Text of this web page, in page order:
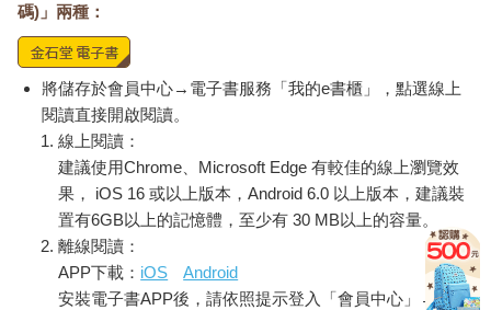
碼)」兩種：
將儲存於會員中心→電子書服務「我的e書櫃」，點選線上
閱讀直接開啟閱讀。
線上閱讀：
建議使用Chrome、Microsoft Edge 有較佳的線上瀏覽效
果， iOS 16 或以上版本，Android 6.0 以上版本，建議裝
置有6GB以上的記憶體，至少有 30 MB以上的容量。
離線閱讀：
APP下載： iOS
Android
安裝電子書APP後，請依照提示登入「會員中心」→「我